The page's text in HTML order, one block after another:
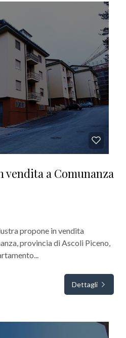
a Comunanza
propone in vendita
provincia di Ascoli Piceno,
Dettagli